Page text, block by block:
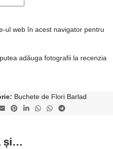
ul web în acest navigator pentru
adăuga fotografii la recenzia
Buchete de Flori Barlad
și…